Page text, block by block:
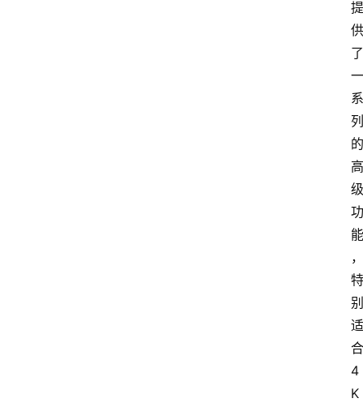
提
供
了
一
系
列
的
高
级
功
能
，
特
别
适
合
4
K